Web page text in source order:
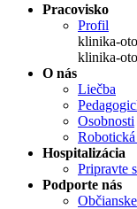
Pracovisko
Profil
klinika-
klinika-
O nás
Liečba
Osobnosti
Hospitalizácia
Pripravte
Podporte nás